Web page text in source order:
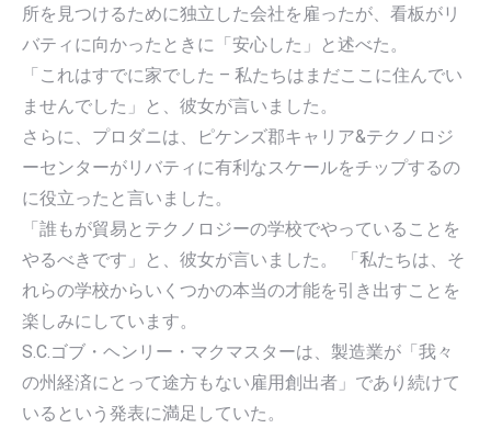
所を見つけるために独立した会社を雇ったが、看板がリ
バティに向かったときに「安心した」と述べた。
「これはすでに家でした – 私たちはまだここに住んでい
ませんでした」と、彼女が言いました。
さらに、プロダニは、ピケンズ郡キャリア&テクノロジ
ーセンターがリバティに有利なスケールをチップするの
に役立ったと言いました。
「誰もが貿易とテクノロジーの学校でやっていることを
やるべきです」と、彼女が言いました。 「私たちは、そ
れらの学校からいくつかの本当の才能を引き出すことを
楽しみにしています。
S.C.ゴブ・ヘンリー・マクマスターは、製造業が「我々
の州経済にとって途方もない雇用創出者」であり続けて
いるという発表に満足していた。